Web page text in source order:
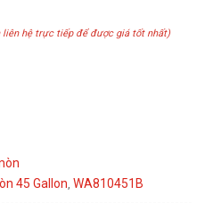
hệ trực tiếp để được giá tốt nhất)
45 Gallon, WA810451B